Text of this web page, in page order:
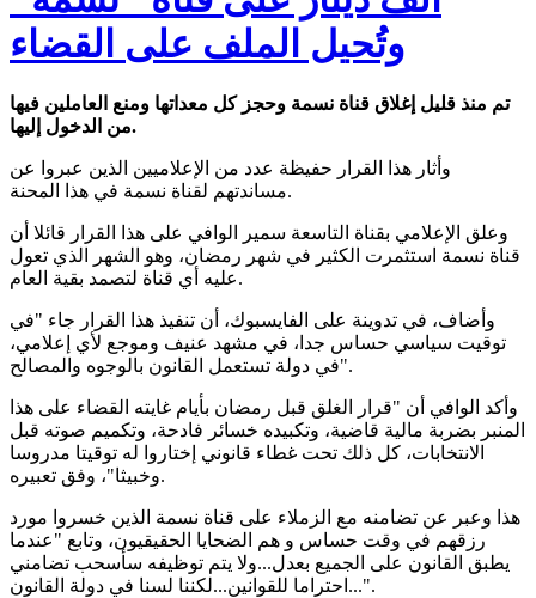
وتُحيل الملف على القضاء
تم منذ قليل إغلاق قناة نسمة وحجز كل معداتها ومنع العاملين فيها
من الدخول إليها.
وأثار هذا القرار حفيظة عدد من الإعلاميين الذين عبروا عن
مساندتهم لقناة نسمة في هذا المحنة.
وعلق الإعلامي بقناة التاسعة سمير الوافي على هذا القرار قائلا أن
قناة نسمة استثمرت الكثير في شهر رمضان، وهو الشهر الذي تعول
عليه أي قناة لتصمد بقية العام.
وأضاف، في تدوينة على الفايسبوك، أن تنفيذ هذا القرار جاء "في
توقيت سياسي حساس جدا، في مشهد عنيف وموجع لأي إعلامي،
في دولة تستعمل القانون بالوجوه والمصالح".
وأكد الوافي أن "قرار الغلق قبل رمضان بأيام غايته القضاء على هذا
المنبر بضربة مالية قاضية، وتكبيده خسائر فادحة، وتكميم صوته قبل
الانتخابات، كل ذلك تحت غطاء قانوني إختاروا له توقيتا مدروسا
وخبيثا"، وفق تعبيره.
هذا وعبر عن تضامنه مع الزملاء على قناة نسمة الذين خسروا مورد
رزقهم في وقت حساس و هم الضحايا الحقيقيون، وتابع "عندما
يطبق القانون على الجميع بعدل...ولا يتم توظيفه سأسحب تضامني
احتراما للقوانين...لكننا لسنا في دولة القانون...".